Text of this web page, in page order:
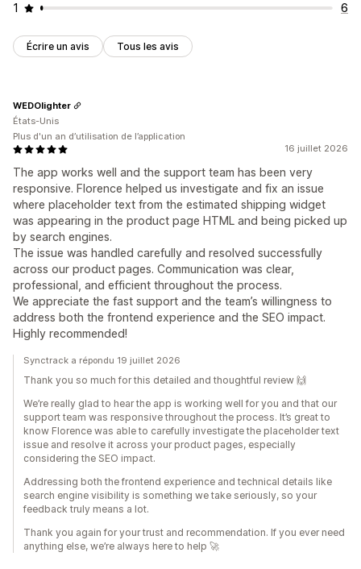
1
6
Écrire un avis Tous les avis
16 juillet 2026
The app works well and the support team has been very
responsive. Florence helped us investigate and fix an issue
where placeholder text from the estimated shipping widget
was appearing in the product page HTML and being picked up
by search engines.
The issue was handled carefully and resolved successfully
across our product pages. Communication was clear,
professional, and efficient throughout the process.
We appreciate the fast support and the team’s willingness to
address both the frontend experience and the SEO impact.
Highly recommended!
WEDOlighter
États-Unis
Plus d'un an d’utilisation de l’application
Synctrack a répondu 19 juillet 2026
Thank you so much for this detailed and thoughtful review 🙌
We’re really glad to hear the app is working well for you and that our
support team was responsive throughout the process. It’s great to
know Florence was able to carefully investigate the placeholder text
issue and resolve it across your product pages, especially
considering the SEO impact.
Addressing both the frontend experience and technical details like
search engine visibility is something we take seriously, so your
feedback truly means a lot.
Thank you again for your trust and recommendation. If you ever need
anything else, we’re always here to help 🚀